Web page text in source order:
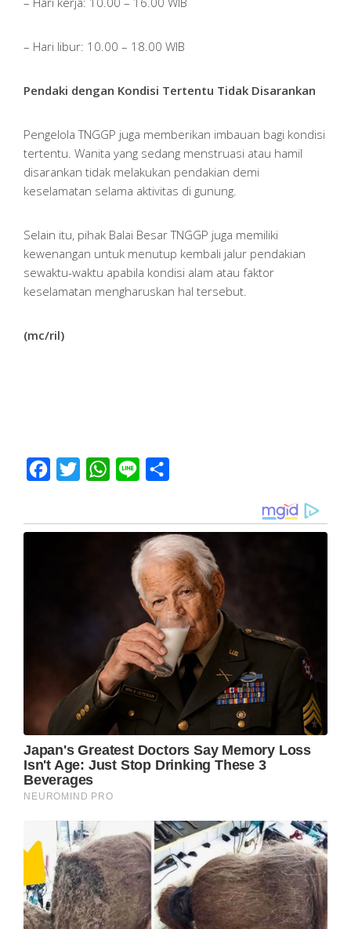
– Hari libur: 10.00 – 18.00 WIB
Pendaki dengan Kondisi Tertentu Tidak Disarankan
Pengelola TNGGP juga memberikan imbauan bagi kondisi
tertentu. Wanita yang sedang menstruasi atau hamil
disarankan tidak melakukan pendakian demi
keselamatan selama aktivitas di gunung.
Selain itu, pihak Balai Besar TNGGP juga memiliki
kewenangan untuk menutup kembali jalur pendakian
sewaktu-waktu apabila kondisi alam atau faktor
keselamatan mengharuskan hal tersebut.
(mc/ril)
Facebook
Twitter WhatsApp
Line